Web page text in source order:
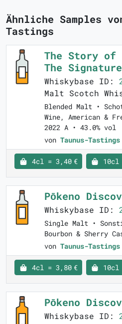
Ähnliche Samples
Tastings
The Story of
The Signature
Whiskybase ID:
Malt Scotch
Blended Malt •
Wine, American &
2022 A • 43.0% vol
von Taunus-Tastings
4cl = 3,40 € 10cl
Pōkeno
Whiskybase ID:
Single Malt •
Bourbon & Sherry
von Taunus-Tastings
4cl = 3,80 € 10cl
Pōkeno
Whiskybase ID: